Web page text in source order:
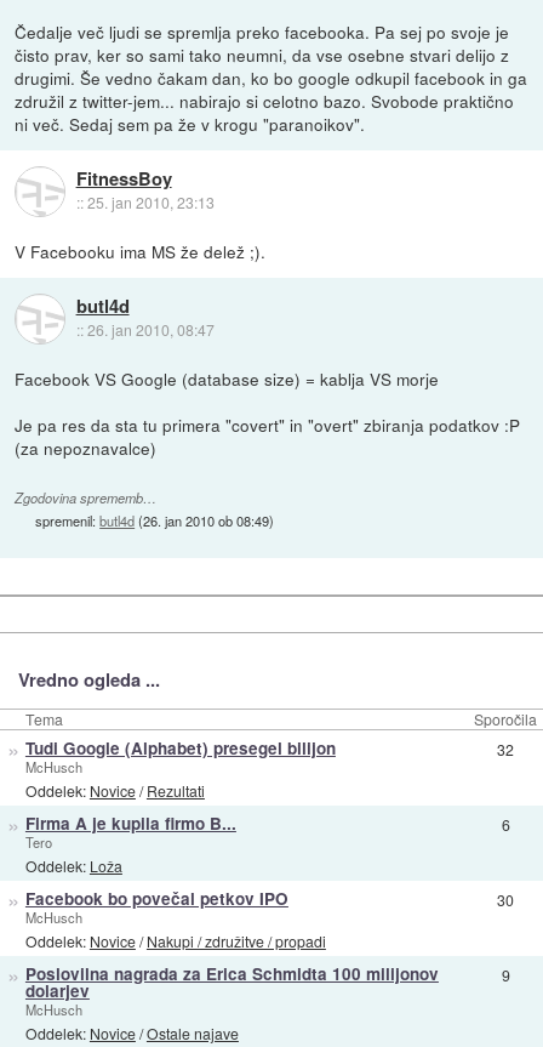
Čedalje več ljudi se spremlja preko facebooka. Pa sej po svoje je
čisto prav, ker so sami tako neumni, da vse osebne stvari delijo z
drugimi. Še vedno čakam dan, ko bo google odkupil facebook in ga
združil z twitter-jem... nabirajo si celotno bazo. Svobode praktično
ni več. Sedaj sem pa že v krogu "paranoikov".
FitnessBoy
::25. jan 2010, 23:13
V Facebooku ima MS že delež ;).
butl4d
::26. jan 2010, 08:47
Facebook VS Google (database size) = kablja VS morje
Je pa res da sta tu primera "covert" in "overt" zbiranja podatkov :P
(za nepoznavalce)
Zgodovina sprememb…
spremenil:butl4d(26. jan 2010 ob 08:49)
Vredno ogleda ...
Tema Sporočila
» Tudi Google (Alphabet) presegel bilijon
McHusch
Oddelek: Novice/Rezultati
32
» Firma A je kupila firmo B...
Tero
Oddelek: Loža
6
» Facebook bo povečal petkov IPO
McHusch
Oddelek: Novice/Nakupi / združitve / propadi
30
» Poslovilna nagrada za Erica Schmidta 100 milijonov
dolarjev
McHusch
Oddelek: Novice/Ostale najave
9